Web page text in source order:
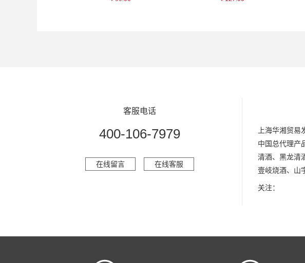
客服电话
400-106-7979
在线留言 在线客服
上海华湘贸
中国总代理产
清酒、黑龙清
壹岐烧酒、山
关注：